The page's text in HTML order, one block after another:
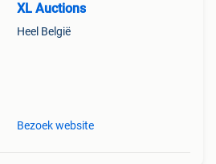
XL Auctions
Heel België
Bezoek website